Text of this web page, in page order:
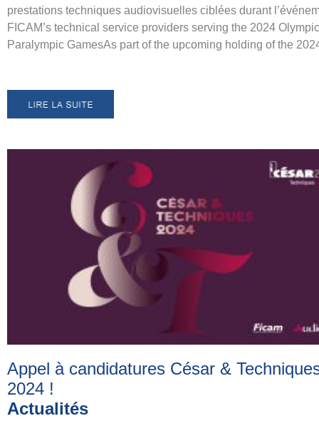
prestations techniques audiovisuelles ciblées durant
FICAM’s technical service providers serving the 2024
Paralympic GamesAs part of the upcoming holding of the
Appel à candidatures César &
2024 !
Actualités